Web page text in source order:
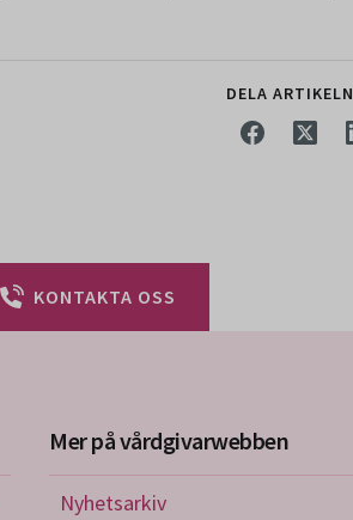
DELA ARTIKELN
KONTAKTA OSS
Mer på vårdgivarwebben
Nyhetsarkiv